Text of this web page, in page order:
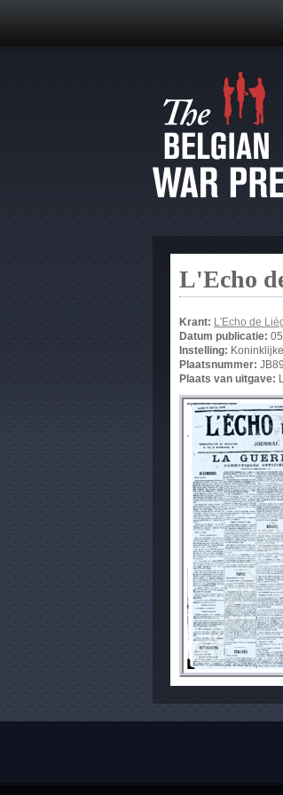
L'Echo
Krant: L'Echo de
Datum publicatie:
Instelling:
Plaatsnummer: JB89
Plaats van uitgave: